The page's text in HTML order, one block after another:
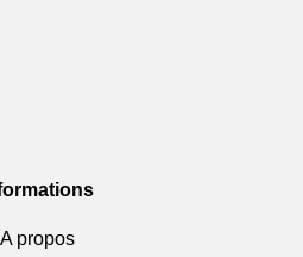
A propos